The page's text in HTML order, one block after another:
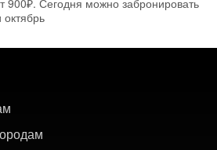
900₽. Сегодня можно забронировать
октябрь